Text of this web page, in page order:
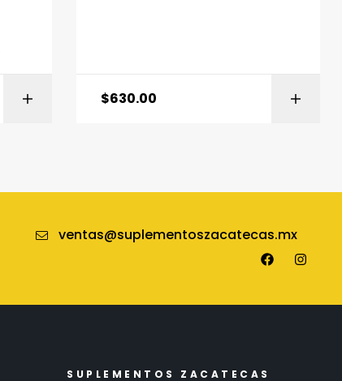
AÑADIR AL CARRITO
$630.00
ventas@suplementoszacatecas.mx
SUPLEMENTOS ZACATECAS